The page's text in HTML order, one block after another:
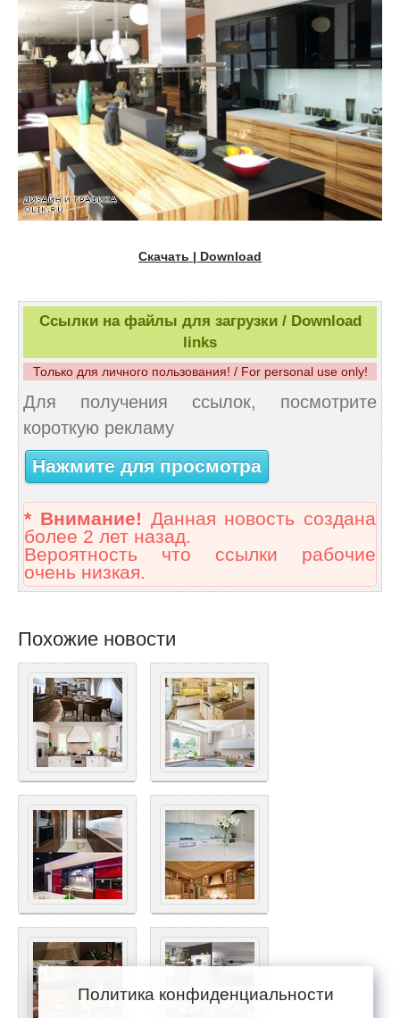
Скачать | Download
Ссылки на файлы для загрузки / Download
links
Только для личного пользования! / For personal use only!
Для получения ссылок, посмотрите
короткую рекламу
Нажмите для просмотра
* Внимание! Данная новость создана
более 2 лет назад.
Вероятность что ссылки рабочие
очень низкая.
Похожие новости
Политика конфиденциальности